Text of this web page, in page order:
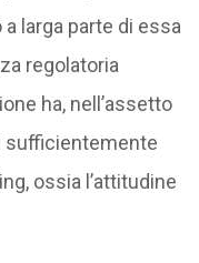
larga parte di essa
regolatoria
ha, nell’assetto
sufficientemente
ossia l’attitudine